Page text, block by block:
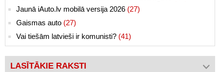
Jaunā iAuto.lv mobilā versija 2026 (27)
Gaismas auto (27)
Vai tiešām latvieši ir komunisti? (41)
LASĪTĀKIE RAKSTI